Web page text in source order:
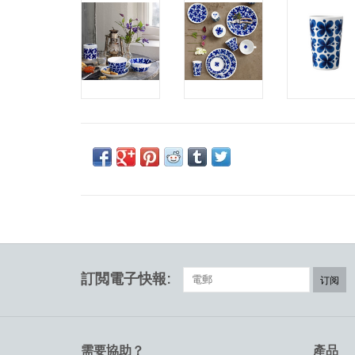
訂閲電子快報: 订阅
需要協助？ 產品